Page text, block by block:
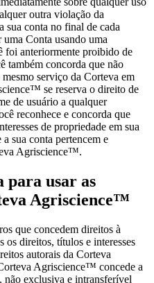
outra violação da
sua conta no final de cada
uma Conta usando uma
foi anteriormente proibido de
também concorda que não
serviço da Corteva em
se reserva o direito de
de usuário a qualquer
reconhece e concorda que
de propriedade em sua
sua conta pertencem e
Agriscience™.
para usar as
Agriscience™
que concedem direitos à
direitos, títulos e interesses
autorais da Corteva
Agriscience™ concede a
não exclusiva e intransferível